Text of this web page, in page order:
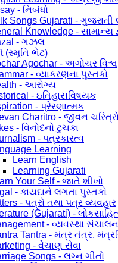
- નિબંધો
Songs Gujarati - ગુજરાતી
Knowledge - સામાન્ય
- ગઝલ
(સ્મૃતિ ભેટ)
Agochar - અગોચર વિશ્વ
- વ્યાકરણના પુસ્તકો
- આરોગ્ય
- ઇતિહાસવિષયક
- પ્રેરણાત્મક
Charitro - જીવન
- વિનોદનો ટુચકા
- પત્રકારત્વ
Learning
Learn English
Learning Gujarati
Your Self - જાતે શીખો
- કાયદાને લગતા પુસ્તકો
- પત્રો તથા પત્ર વ્યવહાર
(Gujarati) -
- વ્યવસ્થા સંચાલન
Tantra - મંત્ર તંત્ર,
- વેચાણ સેવા
Songs - લગ્ન ગીતો